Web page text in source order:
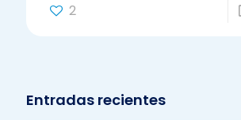
2
Entradas recientes